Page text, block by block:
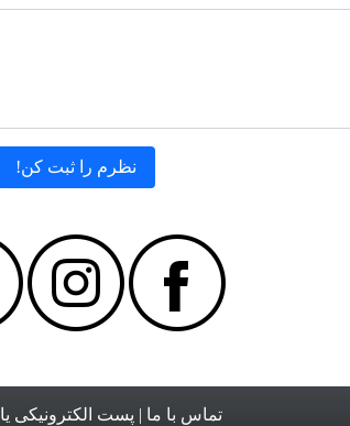
تماس با ما | پست الکترونیکی یا email ما :